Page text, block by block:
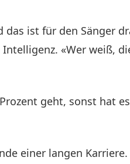
ist für den Sänger
«Wer weiß,
geht, sonst hat
einer langen Karriere.